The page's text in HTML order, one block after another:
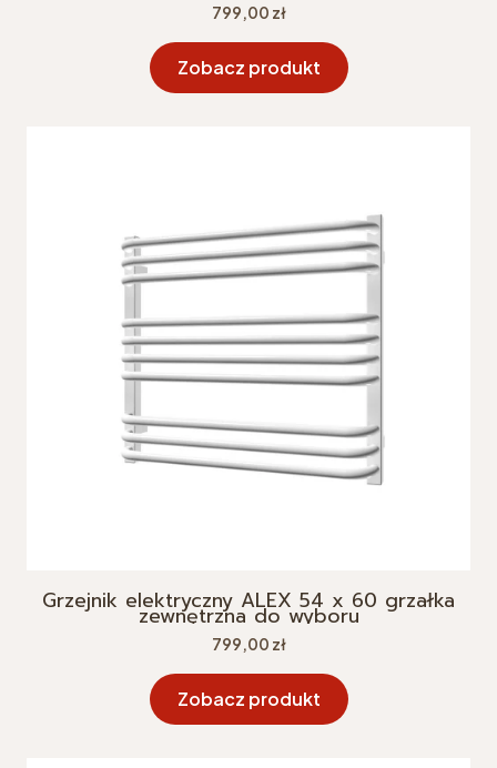
Cena
799,00 zł
Zobacz produkt
Grzejnik elektryczny ALEX 54 x 60 grzałka
zewnętrzna do wyboru
Cena
799,00 zł
Zobacz produkt